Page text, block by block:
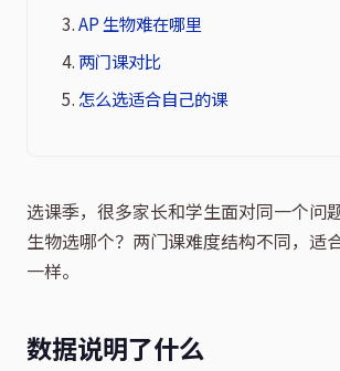
AP 生物难在哪里
两门课对比
怎么选适合自己的课
选课季，很多家长和学生面对同一个问
生物选哪个？两门课难度结构不同，适
一样。
数据说明了什么